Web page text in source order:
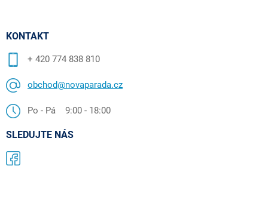
KONTAKT
+ 420 774 838 810
obchod@novaparada.cz
Po - Pá 9:00 - 18:00
SLEDUJTE NÁS